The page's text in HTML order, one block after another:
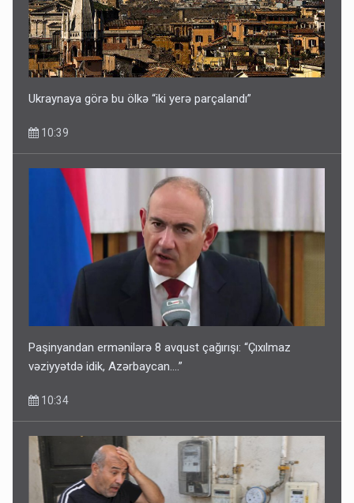
Ukraynaya görə bu ölkə “iki yerə parçalandı”
10:39
Paşinyandan ermənilərə 8 avqust çağırışı: “Çıxılmaz
vəziyyətdə idik, Azərbaycan….”
10:34